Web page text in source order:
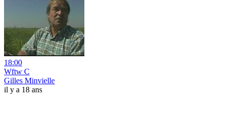
18:00
Wftw C
Gilles Minvielle
il y a 18 ans